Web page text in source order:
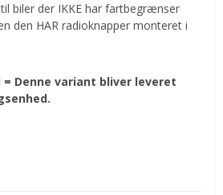
biler der IKKE har fartbegrænser
den HAR radioknapper monteret i
= Denne variant bliver leveret